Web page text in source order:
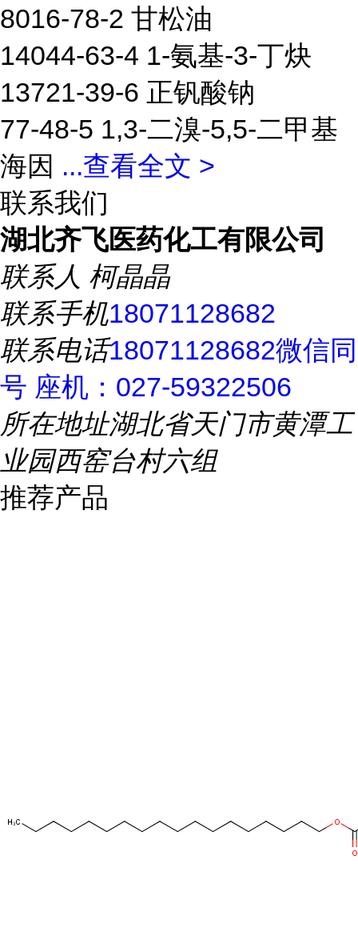
8016-78-2 甘松油
14044-63-4 1-氨基-3-丁炔
13721-39-6 正钒酸钠
77-48-5 1,3-二溴-5,5-二甲基
海因 ...查看全文 >
联系我们
湖北齐飞医药化工有限公司
联系人 柯晶晶
联系手机18071128682
联系电话18071128682微信同
号 座机：027-59322506
所在地址湖北省天门市黄潭工
业园西窑台村六组
推荐产品